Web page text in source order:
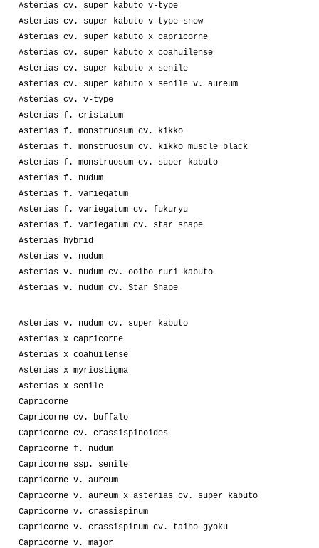
Asterias cv. super kabuto v-type
Asterias cv. super kabuto v-type snow
Asterias cv. super kabuto x capricorne
Asterias cv. super kabuto x coahuilense
Asterias cv. super kabuto x senile
Asterias cv. super kabuto x senile v. aureum
Asterias cv. v-type
Asterias f. cristatum
Asterias f. monstruosum cv. kikko
Asterias f. monstruosum cv. kikko muscle black
Asterias f. monstruosum cv. super kabuto
Asterias f. nudum
Asterias f. variegatum
Asterias f. variegatum cv. fukuryu
Asterias f. variegatum cv. star shape
Asterias hybrid
Asterias v. nudum
Asterias v. nudum cv. ooibo ruri kabuto
Asterias v. nudum cv. Star Shape
Asterias v. nudum cv. super kabuto
Asterias x capricorne
Asterias x coahuilense
Asterias x myriostigma
Asterias x senile
Capricorne
Capricorne cv. buffalo
Capricorne cv. crassispinoides
Capricorne f. nudum
Capricorne ssp. senile
Capricorne v. aureum
Capricorne v. aureum x asterias cv. super kabuto
Capricorne v. crassispinum
Capricorne v. crassispinum cv. taiho-gyoku
Capricorne v. major